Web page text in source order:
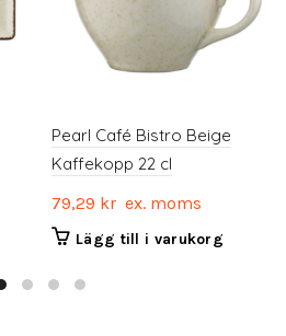
Pearl Café Bistro Beige
Kaffekopp 22 cl
79,29 kr ex. moms
Lägg till i varukorg